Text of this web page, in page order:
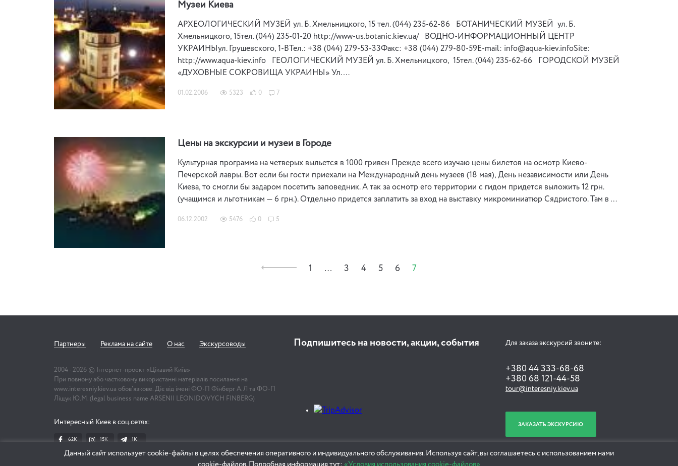
Музеи Киева
АРХЕОЛОГИЧЕСКИЙ МУЗЕЙ ул. Б. Хмельницкого, 15 тел. (044) 235-62-86 БОТАНИЧЕСКИЙ МУЗЕЙ ул. Б.
Хмельницкого, 15тел. (044) 235-01-20 http://www-us.botanic.kiev.ua/ ВОДНО-ИНФОРМАЦИОННЫЙ ЦЕНТР
УКРАИНЫул. Грушевского, 1-ВТел.: +38 (044) 279-53-33Факс: +38 (044) 279-80-59E-mail: info@aqua-kiev.infoSite:
http://www.aqua-kiev.info ГЕОЛОГИЧЕСКИЙ МУЗЕЙ ул. Б. Хмельницкого, 15тел. (044) 235-62-66 ГОРОДСКОЙ МУЗЕЙ
«ДУХОВНЫЕ СОКРОВИЩА УКРАИНЫ» Ул. …
01.02.2006 5323 0 7
Цены на экскурсии и музеи в Городе
Культурная программа на четверых выльется в 1000 гривен Прежде всего изучаю цены билетов на осмотр Киево-
Печерской лавры. Вот если бы гости приехали на Международный день музеев (18 мая), День независимости или День
Киева, то смогли бы задаром посетить заповедник. А так за осмотр его территории с гидом придется выложить 12 грн.
(учащимся и льготникам — 6 грн.). Отдельно придется заплатить за вход на выставку микроминиатюр Сядристого. Там в …
06.12.2002 5476 0 5
1 … 3 4 5 6 7
Партнеры Реклама на сайте О нас Экскурсоводы
2004 - 2026 © Інтернет-проект «Цікавий Київ»
При повному або частковому використанні матеріалів посилання на
www.interesniy.kiev.ua обов'язкове. Діє від імені ФО-П Фінберг А.Л та ФО-П
Ліщук Ю.М. (legal business name ARSENII LEONIDOVYCH FINBERG)
Интересный Киев в соц.сетях:
62K 15K 1К
Подпишитесь на новости, акции, события Для заказа экскурсий звоните:
+380 44 333-68-68
+380 68 121-44-58
tour@interesniy.kiev.ua
ЗАКАЗАТЬ ЭКСКУРСИЮ
Данный сайт использует cookie-файлы в целях обеспечения оперативного и индивидуального обслуживания. Используя сайт, вы соглашаетесь с использованием нами
cookie-файлов. Подробная информация тут: «Условия использования cookie-файлов»